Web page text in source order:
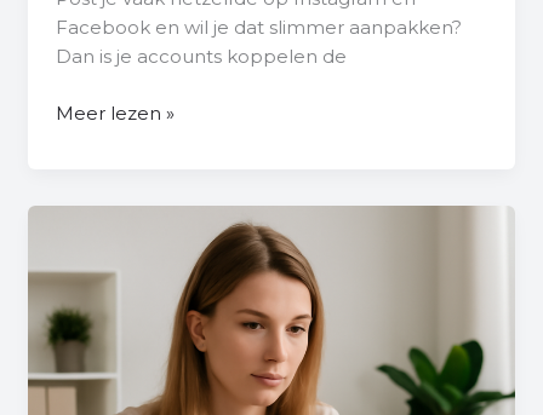
Facebook en wil je dat slimmer aanpakken?
Dan is je accounts koppelen de
Meer lezen »
Je
Een
Facebook
Pagina